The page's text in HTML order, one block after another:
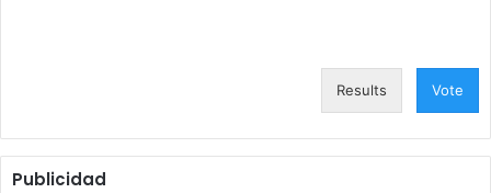
Results Vote
Publicidad